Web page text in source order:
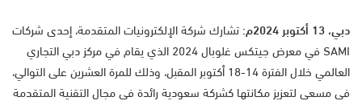
دبي، 13 أكتوبر 2024م:
تشارك شركة الإلكترونيات المتقدمة، إحدى شركات
SAMI في معرض جيتكس غلوبال 2024 الذي يقام في مركز دبي التجاري
العالمي خلال الفترة 14-18 أكتوبر المقبل، وذلك للمرة العشرين على التوالي،
في مسعى لتعزيز مكانتها كشركة سعودية رائدة في مجال التقنية المتقدمة